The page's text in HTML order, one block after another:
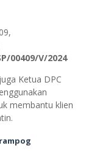
00409/V/2024
Ketua DPC
membantu klien